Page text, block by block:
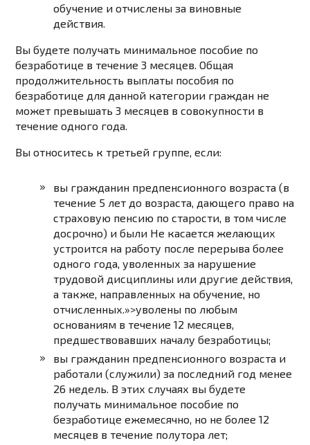
обучение и отчислены за виновные
действия.
Вы будете получать минимальное пособие по
безработице в течение 3 месяцев. Общая
продолжительность выплаты пособия по
безработице для данной категории граждан не
может превышать 3 месяцев в совокупности в
течение одного года.
Вы относитесь к третьей группе, если:
вы гражданин предпенсионного возраста (в
течение 5 лет до возраста, дающего право на
страховую пенсию по старости, в том числе
досрочно) и были Не касается желающих
устроится на работу после перерыва более
одного года, уволенных за нарушение
трудовой дисциплины или другие действия,
а также, направленных на обучение, но
отчисленных.»>уволены по любым
основаниям в течение 12 месяцев,
предшествовавших началу безработицы;
вы гражданин предпенсионного возраста и
работали (служили) за последний год менее
26 недель. В этих случаях вы будете
получать минимальное пособие по
безработице ежемесячно, но не более 12
месяцев в течение полутора лет;